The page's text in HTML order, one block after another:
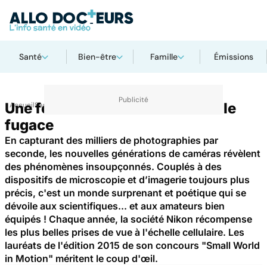
Santé Bien-être Famille Émissions
AccueilSanté
Une fenêtre sur le minuscule et le
fugace
En capturant des milliers de photographies par
seconde, les nouvelles générations de caméras révèlent
des phénomènes insoupçonnés. Couplés à des
dispositifs de microscopie et d’imagerie toujours plus
précis, c'est un monde surprenant et poétique qui se
dévoile aux scientifiques... et aux amateurs bien
équipés ! Chaque année, la société Nikon récompense
les plus belles prises de vue à l'échelle cellulaire. Les
lauréats de l'édition 2015 de son concours "Small World
in Motion" méritent le coup d'œil.